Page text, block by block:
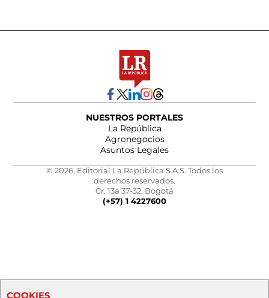
NUESTROS PORTALES
La República
Agronegocios
Asuntos Legales
© 2026, Editorial La República S.A.S. Todos los
derechos reservados.
Cr. 13a 37-32, Bogotá
(+57) 1 4227600
COOKIES